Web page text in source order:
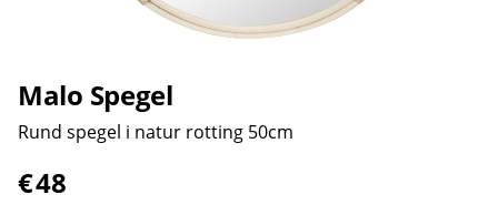
Malo Spegel
Rund spegel i natur rotting 50cm
€48